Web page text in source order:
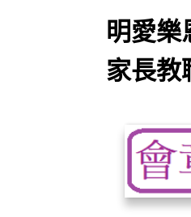
明愛樂
家長教